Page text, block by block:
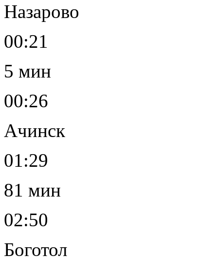
Назарово
00:21
5 мин
00:26
Ачинск
01:29
81 мин
02:50
Боготол